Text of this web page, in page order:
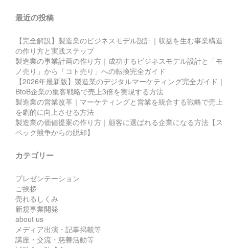
最近の投稿
【完全解説】製造業のビジネスモデル設計｜収益を生む事業構造
の作り方と実践ステップ
製造業の事業計画の作り方｜成功するビジネスモデル設計と「モ
ノ売り」から「コト売り」への転換完全ガイド
【2026年最新版】製造業のデジタルマーケティング完全ガイド｜
BtoB企業の集客戦略で売上3倍を実現する方法
製造業の営業改革｜マーケティングと営業を統合する戦略で売上
を劇的に向上させる方法
製造業の価値提案の作り方｜顧客に選ばれる企業になる方法【ス
ペック競争からの脱却】
カテゴリー
プレゼンテーション
ご挨拶
売れるしくみ
新規事業開発
about us
メディア出演・記事掲載等
講座・交流・慈善活動等